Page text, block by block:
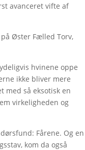
avanceret vifte af
Øster Fælled Torv,
hvinene oppe
ikke bliver mere
med så eksotisk en
virkeligheden og
Fårene. Og en
kom da også